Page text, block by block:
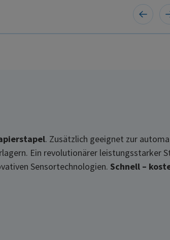
. Zusätzlich geeignet zur
Ein revolutionärer leistungsstarker
Sensortechnologien. Schnell –